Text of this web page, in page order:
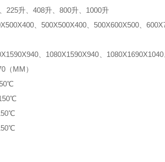
225升、408升、800升、1000升
、500X500X400、500X600X500、
、1080X1590X940、
（MM）